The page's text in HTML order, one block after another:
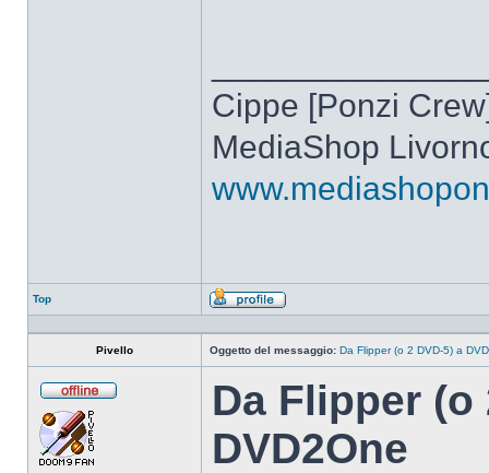
Cippe [Ponzi
MediaShop
Top
Profilo
Pivello Oggetto del messaggio: Da Flipper (o 2 DVD-5) a
Da Flipper (o
DVD2One